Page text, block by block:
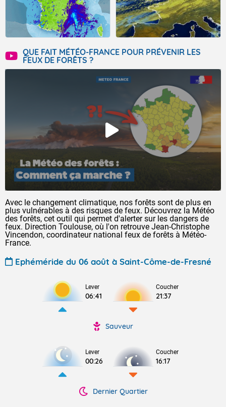
QUE FAIT MÉTÉO-FRANCE POUR PRÉVENIR LES
FEUX DE FORÊTS ?
Avec le changement climatique, nos forêts sont de plus en
plus vulnérables à des risques de feux. Découvrez la Météo
des forêts, cet outil qui permet d'alerter sur les dangers de
feux. Direction Toulouse, où l'on retrouve Jean-Christophe
Vincendon, coordinateur national feux de forêts à Météo-
France.
Ephéméride du 06 août à Saint-Côme-de-Fresné
Lever
06:41
Coucher
21:37
Sauveur
Lever
00:26
Coucher
16:17
Dernier Quartier